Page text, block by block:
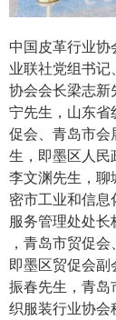
中国皮革行业
业联社党组书
协会会长梁志新
宁先生，山东省
促会、青岛市会
生，即墨区人民
李文渊先生，聊
密市工业和信
服务管理处处
，青岛市贸促
即墨区贸促会副
振春先生，青岛
织服装行业协会